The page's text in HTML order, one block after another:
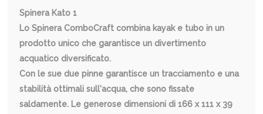
Spinera Kato 1
Lo Spinera ComboCraft combina kayak e tubo in un
prodotto unico che garantisce un divertimento
acquatico diversificato.
Con le sue due pinne garantisce un tracciamento e una
stabilità ottimali sull'acqua, che sono fissate
saldamente. Le generose dimensioni di 166 x 111 x 39